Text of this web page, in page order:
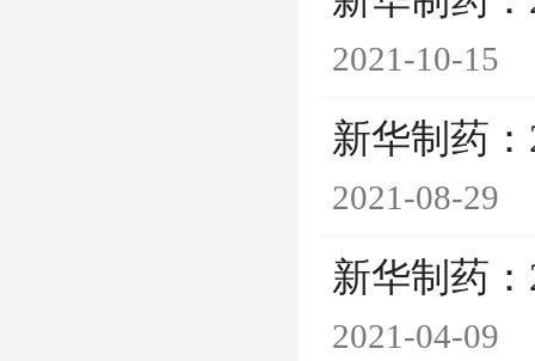
2021-10-15
新华制药
2021-08-29
新华制药
2021-04-09